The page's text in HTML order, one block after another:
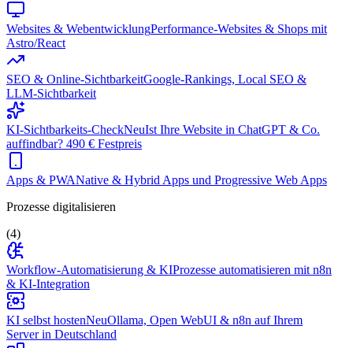
Websites & WebentwicklungPerformance-Websites & Shops mit
Astro/React
SEO & Online-SichtbarkeitGoogle-Rankings, Local SEO &
LLM-Sichtbarkeit
KI-Sichtbarkeits-CheckNeuIst Ihre Website in ChatGPT & Co.
auffindbar? 490 € Festpreis
Apps & PWANative & Hybrid Apps und Progressive Web Apps
Prozesse digitalisieren
(4)
Workflow-Automatisierung & KIProzesse automatisieren mit n8n
& KI-Integration
KI selbst hostenNeuOllama, Open WebUI & n8n auf Ihrem
Server in Deutschland